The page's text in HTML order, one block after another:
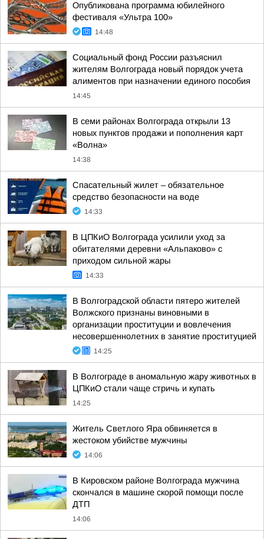
Опубликована программа юбилейного
фестиваля «Ультра 100»
14:48
Социальный фонд России разъяснил
жителям Волгограда новый порядок учета
алиментов при назначении единого пособия
14:45
В семи районах Волгограда открыли 13
новых пунктов продажи и пополнения карт
«Волна»
14:38
Спасательный жилет – обязательное
средство безопасности на воде
14:33
В ЦПКиО Волгограда усилили уход за
обитателями деревни «Альпаково» с
приходом сильной жары
14:33
В Волгоградской области пятеро жителей
Волжского признаны виновными в
организации проституции и вовлечения
несовершеннолетних в занятие проституцией
14:25
В Волгограде в аномальную жару животных в
ЦПКиО стали чаще стричь и купать
14:25
Житель Светлого Яра обвиняется в
жестоком убийстве мужчины
14:06
В Кировском районе Волгограда мужчина
скончался в машине скорой помощи после
ДТП
14:06